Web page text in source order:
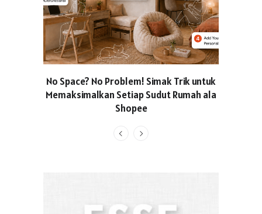
No Space? No Problem! Simak Trik untuk
Memaksimalkan Setiap Sudut Rumah ala
Shopee